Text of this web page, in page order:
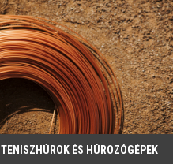
TENISZHÚROK ÉS HÚROZÓGÉPEK